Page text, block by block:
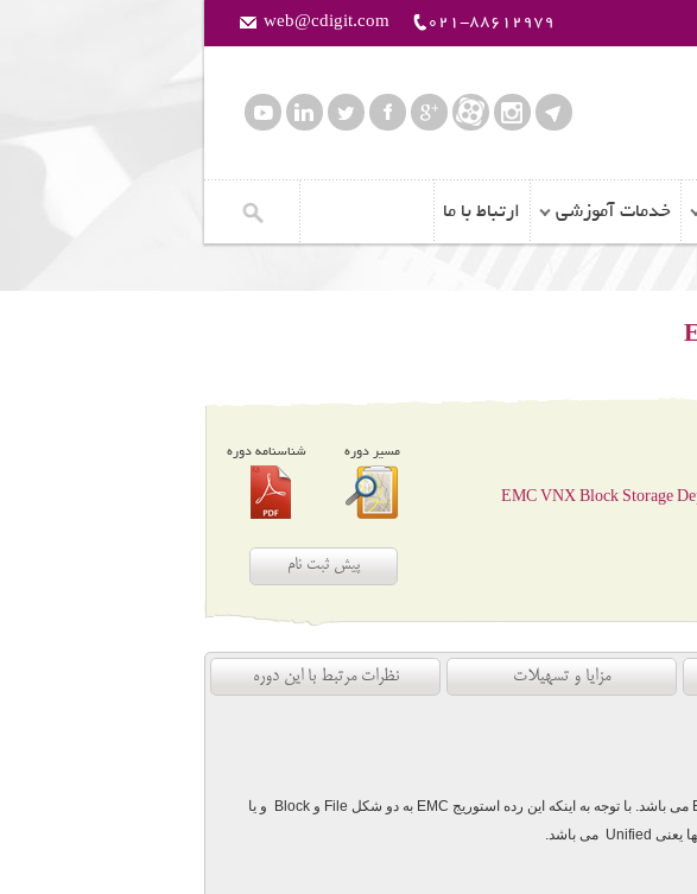
021-88612979
web@cdigit.com
خدمات آموزشی ارتباط با ما
EMC VNX Block Storage
شناسنامه دوره مسیر دوره
پیش ثبت نام
مزایا و تسهیلات نظرات مرتبط با این دوره
می باشد. با توجه به اینکه این رده استوریج EMC به دو شکل File و Block
و یا
یعنی Unified می باشد.